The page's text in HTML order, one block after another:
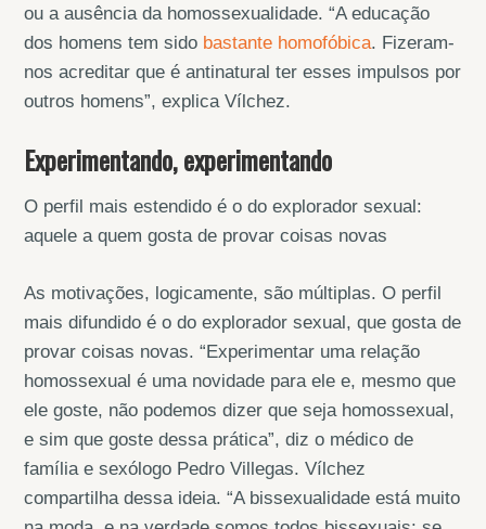
ou a ausência da homossexualidade. “A educação
dos homens tem sido bastante homofóbica. Fizeram-
nos acreditar que é antinatural ter esses impulsos por
outros homens”, explica Vílchez.
Experimentando, experimentando
O perfil mais estendido é o do explorador sexual:
aquele a quem gosta de provar coisas novas
As motivações, logicamente, são múltiplas. O perfil
mais difundido é o do explorador sexual, que gosta de
provar coisas novas. “Experimentar uma relação
homossexual é uma novidade para ele e, mesmo que
ele goste, não podemos dizer que seja homossexual,
e sim que goste dessa prática”, diz o médico de
família e sexólogo Pedro Villegas. Vílchez
compartilha dessa ideia. “A bissexualidade está muito